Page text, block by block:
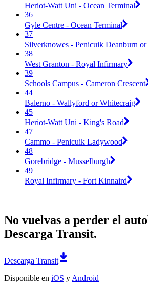
Heriot-Watt Uni - Ocean Terminal
36
Gyle Centre - Ocean Terminal
37
Silverknowes - Penicuik Deanburn or
38
West Granton - Royal Infirmary
39
Schools Campus - Cameron Crescent
44
Balerno - Wallyford or Whitecraig
45
Heriot-Watt Uni - King's Road
47
Cammo - Penicuik Ladywood
48
Gorebridge - Musselburgh
49
Royal Infirmary - Fort Kinnaird
No vuelvas a perder el
Descarga Transit.
Descarga Transit
Disponible en iOS y Android